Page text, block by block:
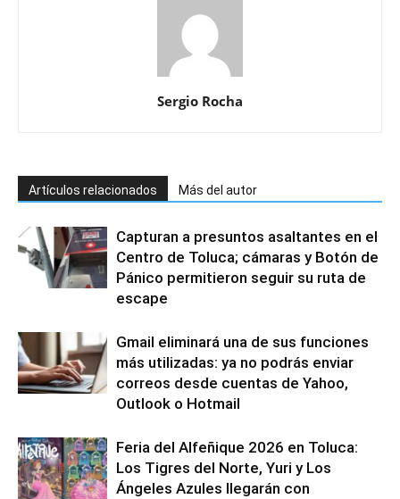
Sergio Rocha
Artículos relacionados Más del autor
Capturan a presuntos asaltantes en el
Centro de Toluca; cámaras y Botón de
Pánico permitieron seguir su ruta de
escape
Gmail eliminará una de sus funciones
más utilizadas: ya no podrás enviar
correos desde cuentas de Yahoo,
Outlook o Hotmail
Feria del Alfeñique 2026 en Toluca:
Los Tigres del Norte, Yuri y Los
Ángeles Azules llegarán con